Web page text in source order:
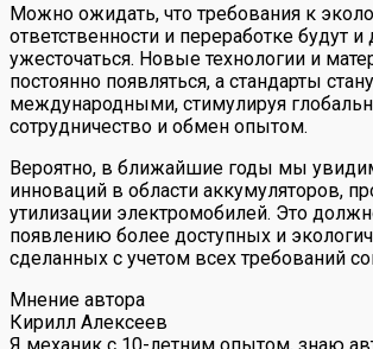
Можно ожидать, что требования к
ответственности и переработке будут
ужесточаться. Новые технологии и
постоянно появляться, а стандарты
международными, стимулируя
сотрудничество и обмен опытом.
Вероятно, в ближайшие годы мы
инноваций в области аккумуляторов,
утилизации электромобилей. Это
появлению более доступных и
сделанных с учетом всех требований
Мнение автора
Кирилл Алексеев